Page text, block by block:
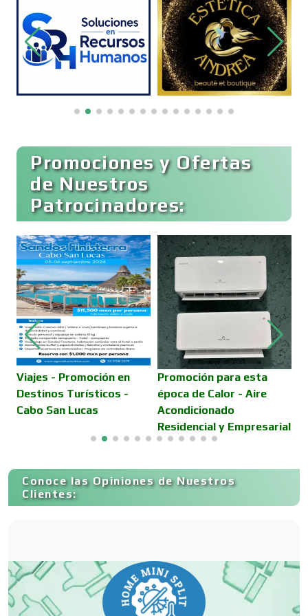
Bordados y Estampados
Cafeterías
Cajas de Ahorro
Cámaras de Comercio
Camiones para Fletes
Cancelería de Aluminio
Capacitación
Carpinterías
Promociones y Ofertas
de Nuestros
Patrocinadores:
Viajes - Promoción en
Destinos Turísticos -
Cabo San Lucas
Promoción para esta
época de Calor - Aire
Acondicionado
Residencial y Empresarial
Conoce las Opiniones de Nuestros
Clientes: